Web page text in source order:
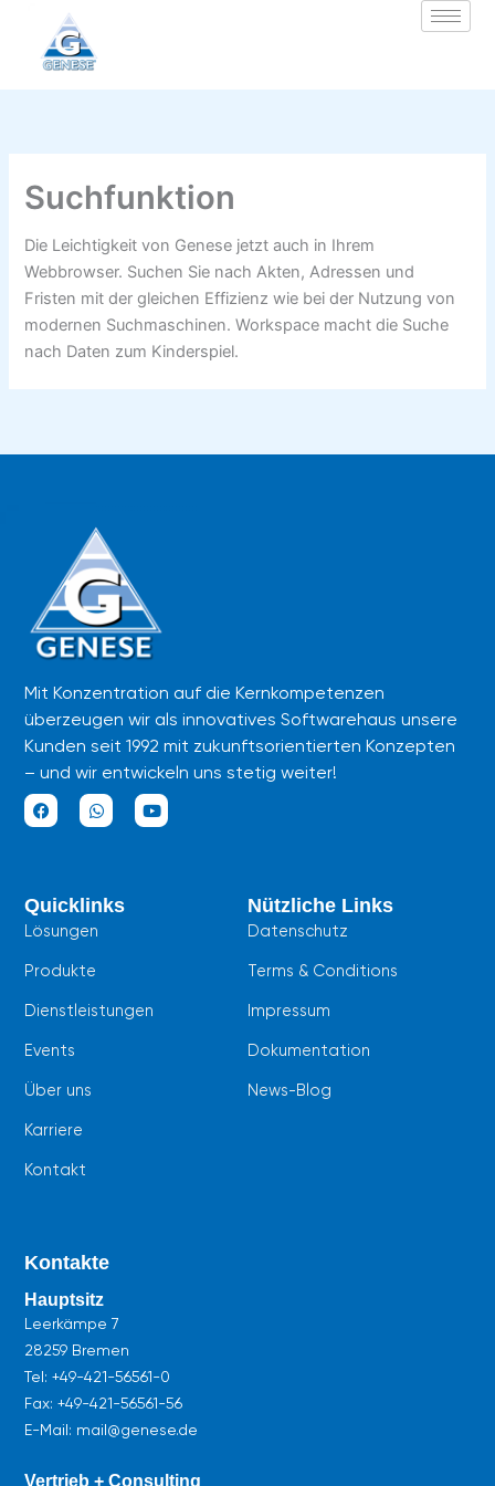
springen
Suchfunktion
Die Leichtigkeit von Genese jetzt auch in Ihrem
Webbrowser. Suchen Sie nach Akten, Adressen und
Fristen mit der gleichen Effizienz wie bei der Nutzung von
modernen Suchmaschinen. Workspace macht die Suche
nach Daten zum Kinderspiel.
Mit Konzentration auf die Kernkompetenzen
überzeugen wir als innovatives Softwarehaus unsere
Kunden seit 1992 mit zukunftsorientierten Konzepten
– und wir entwickeln uns stetig weiter!
F
o
o
k
W
a
p
p
Y
Quicklinks
Lösungen
Produkte
Dienstleistungen
Events
Über uns
Karriere
Kontakt
Nützliche Links
Datenschutz
Terms & Conditions
Impressum
Dokumentation
News-Blog
Kontakte
Hauptsitz
Leerkämpe 7
28259 Bremen
Tel:+49-421-56561-0
Fax: +49-421-56561-56
E-Mail: mail@genese.de
Vertrieb + Consulting